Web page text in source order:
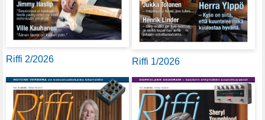
Riffi 2/2026 Riffi 1/2026